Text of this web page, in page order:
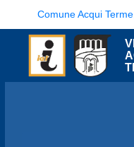
Comune Acqui